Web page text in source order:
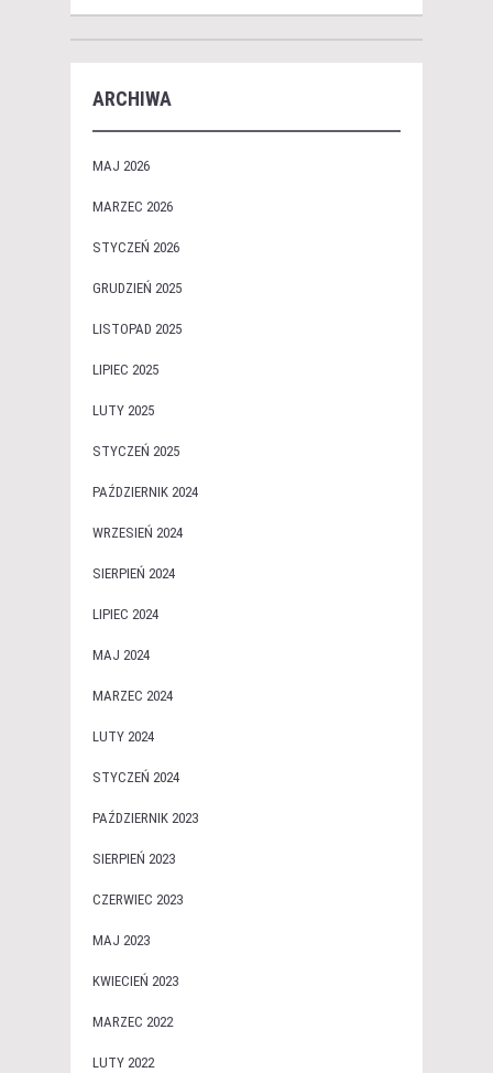
ARCHIWA
MAJ 2026
MARZEC 2026
STYCZEŃ 2026
GRUDZIEŃ 2025
LISTOPAD 2025
LIPIEC 2025
LUTY 2025
STYCZEŃ 2025
PAŹDZIERNIK 2024
WRZESIEŃ 2024
SIERPIEŃ 2024
LIPIEC 2024
MAJ 2024
MARZEC 2024
LUTY 2024
STYCZEŃ 2024
PAŹDZIERNIK 2023
SIERPIEŃ 2023
CZERWIEC 2023
MAJ 2023
KWIECIEŃ 2023
MARZEC 2022
LUTY 2022